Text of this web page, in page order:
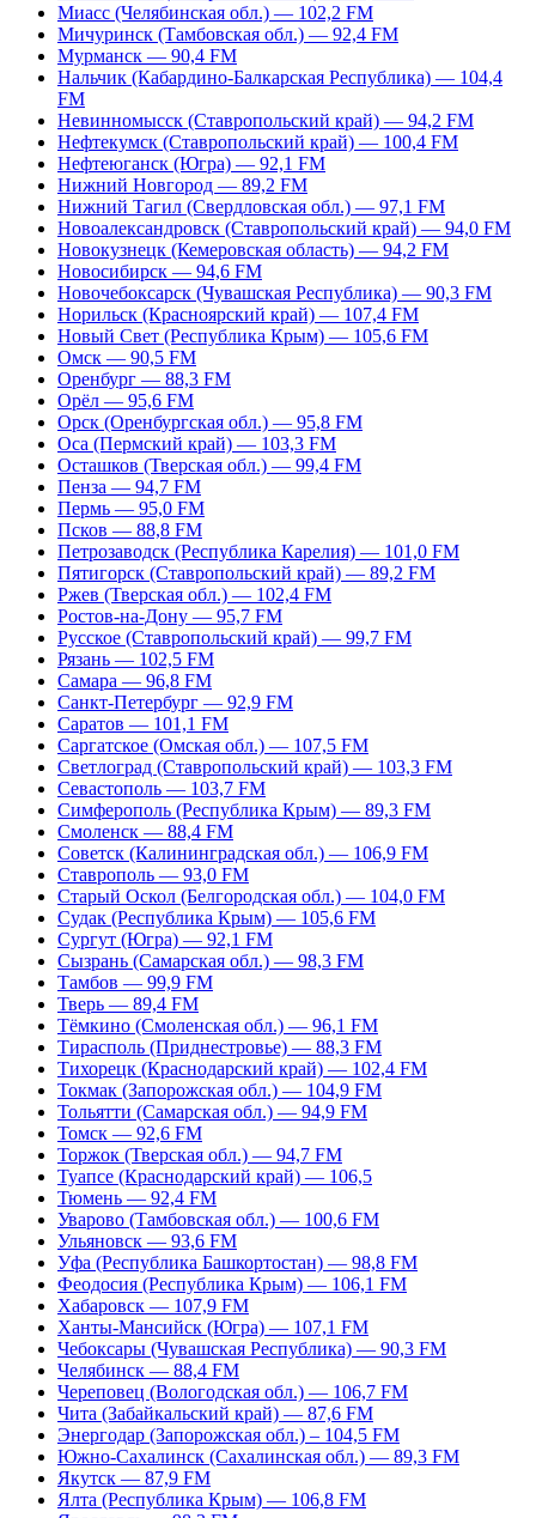
Миасс (Челябинская обл.) — 102,2 FM
Мичуринск (Тамбовская обл.) — 92,4 FM
Мурманск — 90,4 FM
Нальчик (Кабардино-Балкарская Республика) — 104,4
FM
Невинномысск (Ставропольский край) — 94,2 FM
Нефтекумск (Ставропольский край) — 100,4 FM
Нефтеюганск (Югра) — 92,1 FM
Нижний Новгород — 89,2 FM
Нижний Тагил (Свердловская обл.) — 97,1 FM
Новоалександровск (Ставропольский край) — 94,0 FM
Новокузнецк (Кемеровская область) — 94,2 FM
Новосибирск — 94,6 FM
Новочебоксарск (Чувашская Республика) — 90,3 FM
Норильск (Красноярский край) — 107,4 FM
Новый Свет (Республика Крым) — 105,6 FM
Омск — 90,5 FM
Оренбург — 88,3 FM
Орёл — 95,6 FM
Орск (Оренбургская обл.) — 95,8 FM
Оса (Пермский край) — 103,3 FM
Осташков (Тверская обл.) — 99,4 FM
Пенза — 94,7 FM
Пермь — 95,0 FM
Псков — 88,8 FM
Петрозаводск (Республика Карелия) — 101,0 FM
Пятигорск (Ставропольский край) — 89,2 FM
Ржев (Тверская обл.) — 102,4 FM
Ростов-на-Дону — 95,7 FM
Русское (Ставропольский край) — 99,7 FM
Рязань — 102,5 FM
Самара — 96,8 FM
Санкт-Петербург — 92,9 FM
Саратов — 101,1 FM
Саргатское (Омская обл.) — 107,5 FM
Светлоград (Ставропольский край) — 103,3 FM
Севастополь — 103,7 FM
Симферополь (Республика Крым) — 89,3 FM
Смоленск — 88,4 FM
Советск (Калининградская обл.) — 106,9 FM
Ставрополь — 93,0 FM
Старый Оскол (Белгородская обл.) — 104,0 FM
Судак (Республика Крым) — 105,6 FM
Сургут (Югра) — 92,1 FM
Сызрань (Самарская обл.) — 98,3 FM
Тамбов — 99,9 FM
Тверь — 89,4 FM
Тёмкино (Смоленская обл.) — 96,1 FM
Тирасполь (Приднестровье) — 88,3 FM
Тихорецк (Краснодарский край) — 102,4 FM
Токмак (Запорожская обл.) — 104,9 FM
Тольятти (Самарская обл.) — 94,9 FM
Томск — 92,6 FM
Торжок (Тверская обл.) — 94,7 FM
Туапсе (Краснодарский край) — 106,5
Тюмень — 92,4 FM
Уварово (Тамбовская обл.) — 100,6 FM
Ульяновск — 93,6 FM
Уфа (Республика Башкортостан) — 98,8 FM
Феодосия (Республика Крым) — 106,1 FM
Хабаровск — 107,9 FM
Ханты-Мансийск (Югра) — 107,1 FM
Чебоксары (Чувашская Республика) — 90,3 FM
Челябинск — 88,4 FM
Череповец (Вологодская обл.) — 106,7 FM
Чита (Забайкальский край) — 87,6 FM
Энергодар (Запорожская обл.) – 104,5 FM
Южно-Сахалинск (Сахалинская обл.) — 89,3 FM
Якутск — 87,9 FM
Ялта (Республика Крым) — 106,8 FM